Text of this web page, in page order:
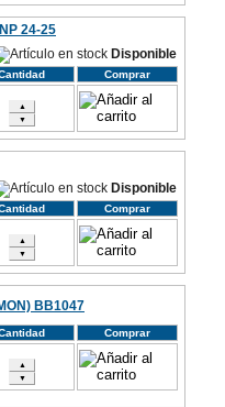
24-25
Disponible
Comprar
Disponible
Comprar
BB1047
Comprar